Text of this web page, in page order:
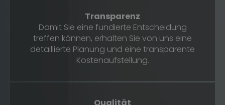
Transparenz
Damit Sie eine fundierte Entscheidung
treffen können, erhalten Sie von uns eine
detaillierte Planung und eine transparente
Kostenaufstellung.
Qualität